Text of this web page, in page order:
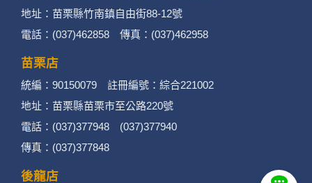
地址：苗栗縣竹南鎮自由街88-12號
電話：(037)462858 傳真：(037)462958
苗栗店
統編：90150079 註冊編號：綜合221002
地址：苗栗縣苗栗市至公路220號
電話：(037)377948 (037)377940
傳真：(037)377848
後龍店